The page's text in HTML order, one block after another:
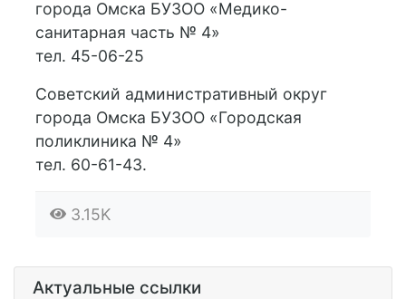
города Омска БУЗОО «Медико-
санитарная часть № 4»
тел. 45-06-25
Советский административный округ
города Омска БУЗОО «Городская
поликлиника № 4»
тел. 60-61-43.
3.15K
Актуальные ссылки